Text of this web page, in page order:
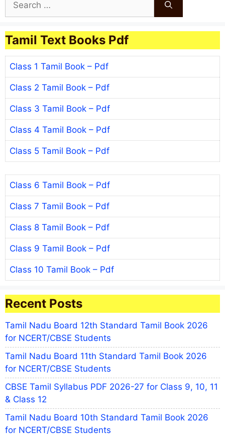
for:
Tamil Text Books Pdf
Class 1 Tamil Book – Pdf
Class 2 Tamil Book – Pdf
Class 3 Tamil Book – Pdf
Class 4 Tamil Book – Pdf
Class 5 Tamil Book – Pdf
Class 6 Tamil Book – Pdf
Class 7 Tamil Book – Pdf
Class 8 Tamil Book – Pdf
Class 9 Tamil Book – Pdf
Class 10 Tamil Book – Pdf
Recent Posts
Tamil Nadu Board 12th Standard Tamil Book 2026
for NCERT/CBSE Students
Tamil Nadu Board 11th Standard Tamil Book 2026
for NCERT/CBSE Students
CBSE Tamil Syllabus PDF 2026-27 for Class 9, 10, 11
& Class 12
Tamil Nadu Board 10th Standard Tamil Book 2026
for NCERT/CBSE Students